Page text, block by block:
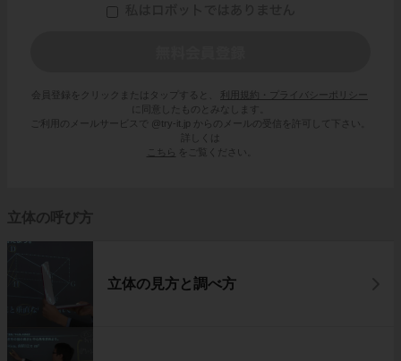
会員登録をクリックまたはタップすると、
利用規約・プライバシーポリシー
に同意したものとみなします。
ご利用のメールサービスで @try-it.jp からのメールの受信を許可して下さい。
詳しくは
こちら
をご覧ください。
立体の呼び方
立体の見方と調べ方